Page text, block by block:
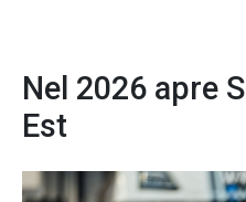
Nel 2026 apre
Est